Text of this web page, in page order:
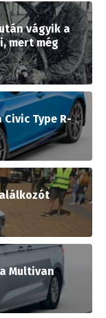
után vágyik a
mert még
Type R-
Multivan